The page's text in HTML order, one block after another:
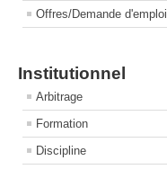
Offres/Demande d'emploi
Institutionnel
Arbitrage
Formation
Discipline